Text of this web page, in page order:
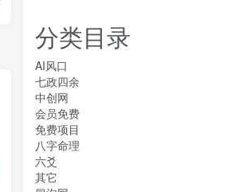
分类目录
AI风口
七政四余
中创网
会员免费
免费项目
八字命理
六爻
其它